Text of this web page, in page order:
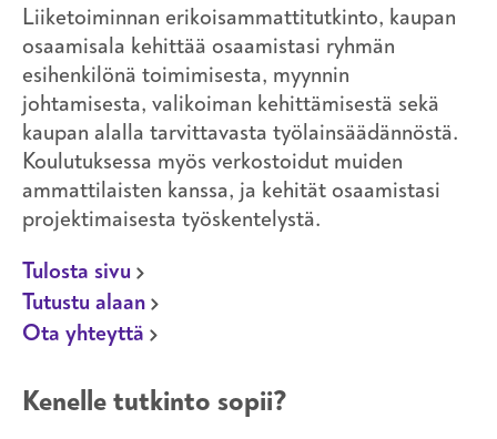
Liiketoiminnan erikoisammattitutkinto, kaupan
osaamisala kehittää osaamistasi ryhmän
esihenkilönä toimimisesta, myynnin
johtamisesta, valikoiman kehittämisestä sekä
kaupan alalla tarvittavasta työlainsäädännöstä.
Koulutuksessa myös verkostoidut muiden
ammattilaisten kanssa, ja kehität osaamistasi
projektimaisesta työskentelystä.
Tulosta sivu
Tutustu alaan
Ota yhteyttä
Kenelle tutkinto sopii?